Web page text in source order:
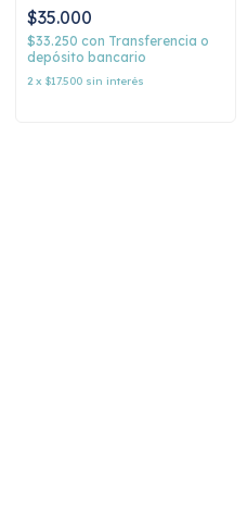
$35.000
$33.250 con Transferencia o
depósito bancario
2 x $17.500 sin interés